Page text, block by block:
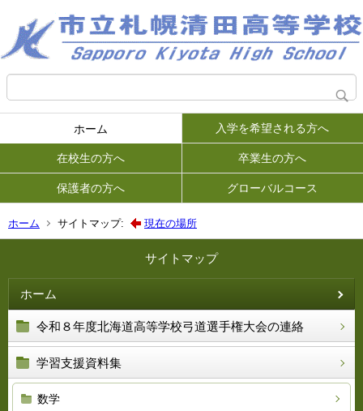
ホーム 入学を希望される方へ
在校生の方へ 卒業生の方へ
保護者の方へ グローバルコース
ホーム サイトマップ: 現在の場所
サイトマップ
ホーム
令和８年度北海道高等学校弓道選手権大会の連絡
学習支援資料集
数学